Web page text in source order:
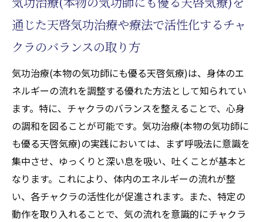
通じた天啓気功治療や療法で活性化するチャ
クラのバランスの取り方
気功治療(本物の気功師にも優る天啓気療)は、身体のエ
ネルギーの流れを調整する優れた方法として知られてい
ます。特に、チャクラのバランスを整えることで、心身
の調和を図ることが可能です。気功治療(本物の気功師に
も優る天啓気療)の実践においては、まず呼吸法に意識を
集中させ、ゆっくりと深い息を吸い、吐くことが基本と
なります。これにより、体内のエネルギーの流れが整
い、各チャクラの活性化が促進されます。また、特定の
動作を取り入れることで、気の流れを意識的にチャクラ